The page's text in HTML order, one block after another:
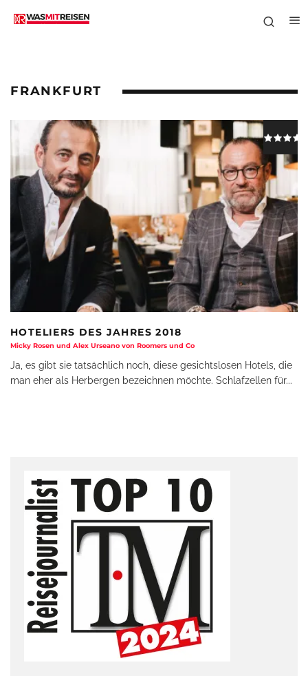
FRANKFURT
HOTELIERS DES JAHRES 2018
Micky Rosen und Alex Urseano von Roomers und Co
Ja, es gibt sie tatsächlich noch, diese gesichtslosen Hotels, die
man eher als Herbergen bezeichnen möchte. Schlafzellen für...